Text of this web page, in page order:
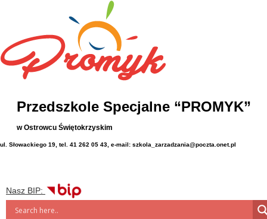
Przedszkole Specjalne “PROMYK”
w Ostrowcu Świętokrzyskim
ul. Słowackiego 19, tel. 41 262 05 43, e-mail: szkola_zarzadzania@poczta.onet.pl
Nasz BIP: